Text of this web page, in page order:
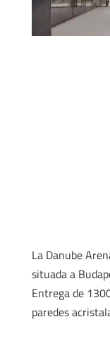
La Danube
situada a
Entrega de
paredes